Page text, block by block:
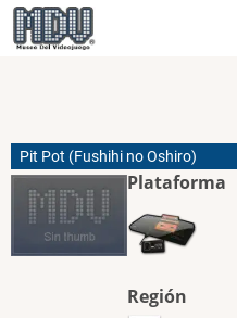
Pasar
al
Pit Pot (Fushihi no Oshiro)
Plataforma
Región